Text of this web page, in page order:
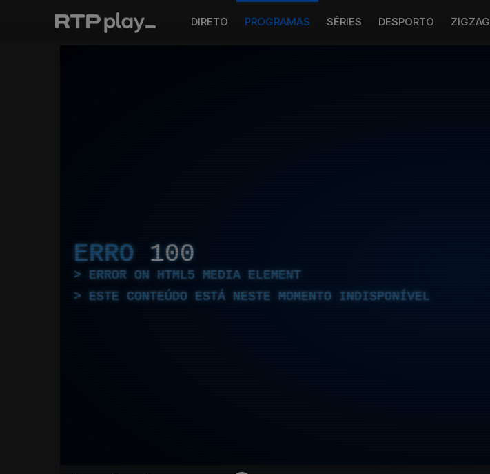
DIRETO PROGRAMAS SÉRIES DESPORTO ZIGZAG
ERRO 100
ERROR ON HTML5 MEDIA ELEMENT
ESTE CONTEÚDO ESTÁ NESTE MOMENTO INDISPONÍVEL